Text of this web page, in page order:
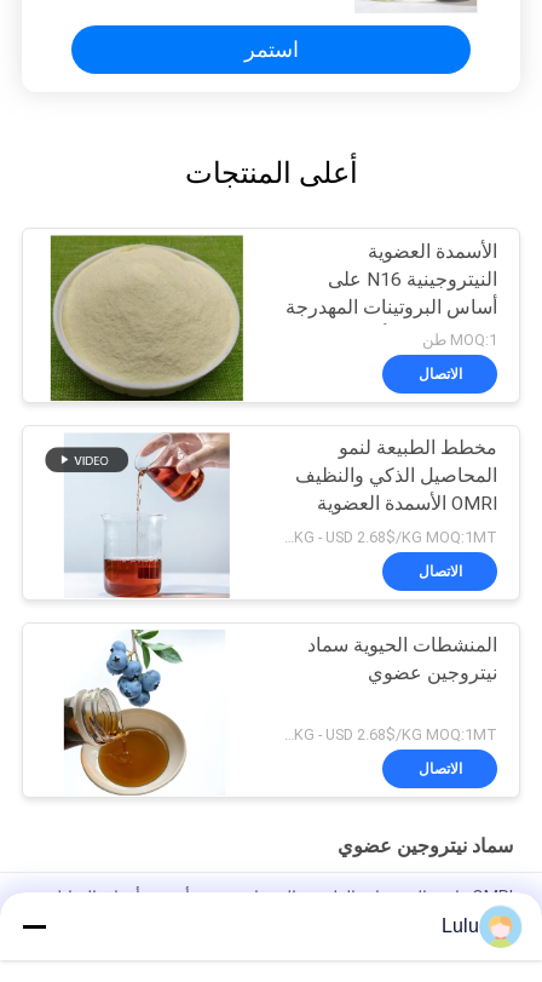
استمر
أعلى المنتجات
الأسمدة العضوية
النيتروجينية N16 على
أساس البروتينات المهدرجة
مع 80% من الأحماض
الأمينية
MOQ:1 طن
الاتصال
مخطط الطبيعة لنمو
المحاصيل الذكي والنظيف
OMRI الأسمدة العضوية
بنسبة 16٪ من حمض
الأمينوي
USD 2.18/KG - USD 2.68$/KG MOQ:1MT
الاتصال
المنشطات الحيوية سماد
نيتروجين عضوي
الاتصال
سماد نيتروجين عضوي
OMRI قائمة البروتينات الطبيعية الببتيدات حمض أمينوي أوراق السائل
الأسمدة العضوية 50٪ لاستيعاب العناصر الغذائية
الأحماض الأمينية المخلبة بالعناصر النزرة سماد عضوي للنيتروجين
Lulu